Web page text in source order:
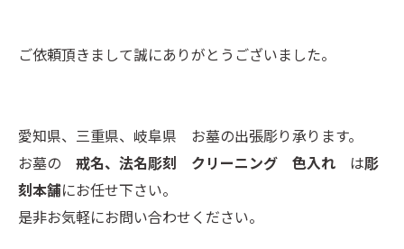
ご依頼頂きまして誠にありがとうございました。
愛知県、三重県、岐阜県 お墓の出張彫り承ります。
お墓の 戒名、法名彫刻 クリーニング 色入れ は彫
刻本舗にお任せ下さい。
是非お気軽にお問い合わせください。